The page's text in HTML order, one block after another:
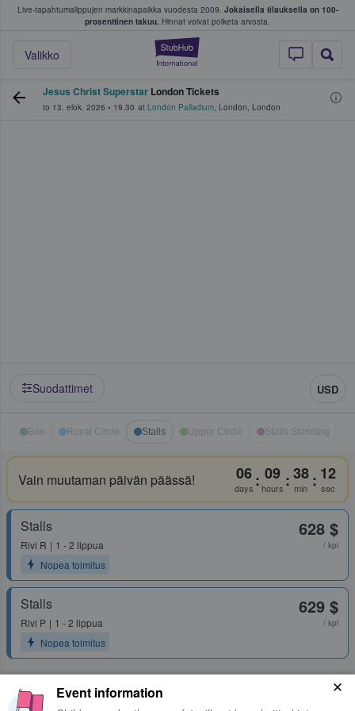
Live-tapahtumalippujen markkinapaikka vuodesta 2009. Jokaisella tilauksella on 100-
prosenttinen takuu. Hinnat voivat poiketa arvosta.
StubHub -
Valikko
fanit ostavat ja myyvät lippuja
Jesus Christ Superstar London Tickets
to 13. elok. 2026 • 19.30 at London Palladium, London, London
Suodattimet USD
Box Royal Circle Stalls Upper Circle Stalls Standing
Vain muutaman päivän päässä! 06
days : 09
hours :38
min : 12
sec
Stalls
Rivi R
1 - 2 lippua
Nopea toimitus
628 $
/ kpl
Stalls
Rivi P
1 - 2 lippua
Nopea toimitus
629 $
/ kpl
Event information